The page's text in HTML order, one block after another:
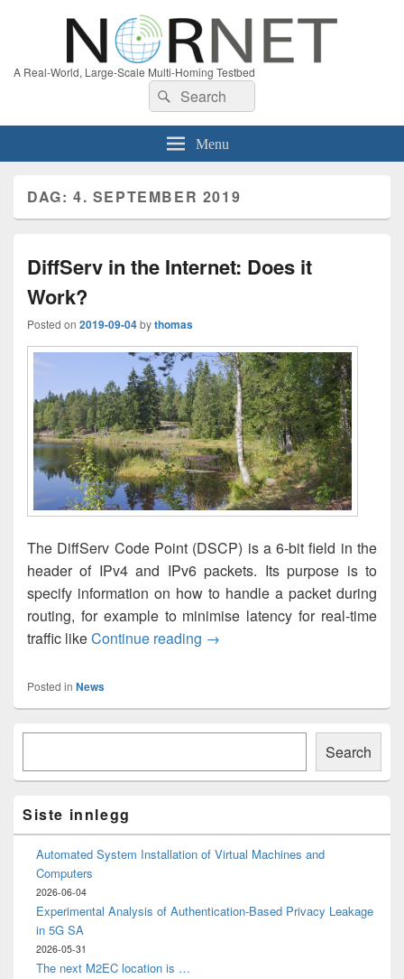
A Real-World, Large-Scale Multi-Homing Testbed
Search
for:
Search
Menu
DAG: 4. SEPTEMBER 2019
DiffServ in the Internet: Does it
Work?
Posted on 2019-09-04bythomas
The DiffServ Code Point (DSCP) is a 6-bit field in the
header of IPv4 and IPv6 packets. Its purpose is to
specify information on how to handle a packet during
routing, for example to minimise latency for real-time
traffic likeContinue reading DiffServ in the Internet: Does
→
Posted in News
Primary
Area
Search
Siste innlegg
Automated System Installation of Virtual Machines and
Computers
2026-06-04
Experimental Analysis of Authentication-Based Privacy Leakage
in 5G SA
2026-05-31
The next M2EC location is …